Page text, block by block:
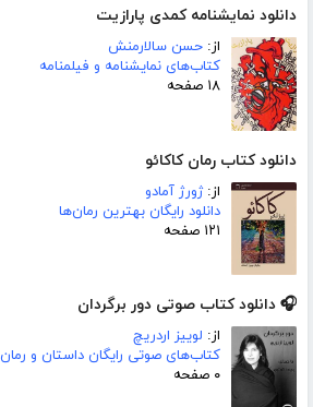
دانلود نمایشنامه کمدی پارازیت
از: حسن سالارمنش
کتاب‌های نمایشنامه و فیلمنامه
۱۸ صفحه
دانلود کتاب رمان کاکائو
از:ژورژ آمادو
دانلود رایگان بهترین رمان‌ها
۱۲۱ صفحه
🎧 دانلود کتاب صوتی دور برگردان
از: لوییز اردریچ
کتاب‌های صوتی رایگان داستان و رمان
۰ صفحه